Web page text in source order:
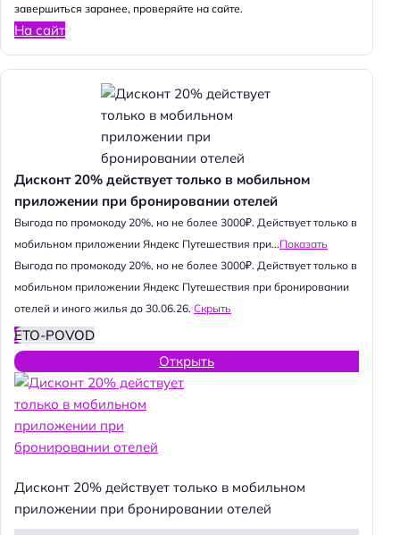
завершиться заранее, проверяйте на сайте.
На сайт
Дисконт 20% действует только в мобильном
приложении при бронировании отелей
Выгода по промокоду 20%, но не более 3000₽. Действует только в
мобильном приложении Яндекс Путешествия при...Показать
Выгода по промокоду 20%, но не более 3000₽. Действует только в
мобильном приложении Яндекс Путешествия при бронировании
отелей и иного жилья до 30.06.26. Скрыть
ETO-POVOD
Открыть
Дисконт 20% действует только в мобильном
приложении при бронировании отелей